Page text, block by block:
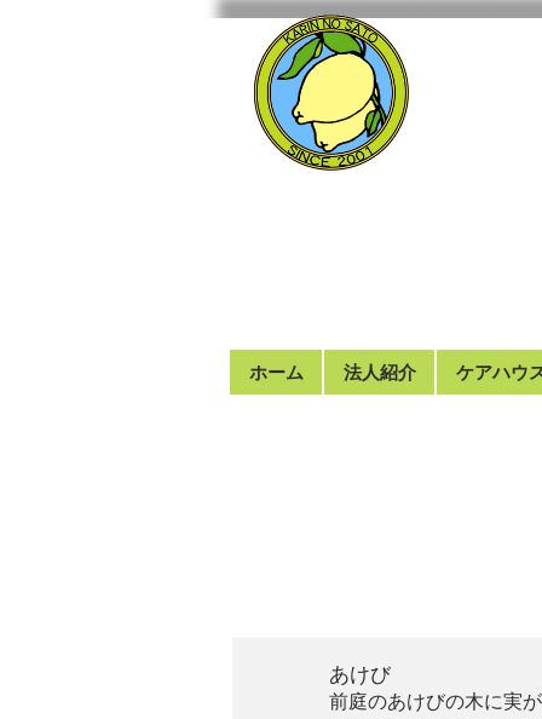
ホーム 法人紹介 ケアハウ
あけび
前庭のあけびの木に実